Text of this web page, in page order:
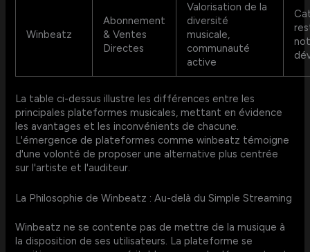
Winbeatz
Abonnement
& Ventes
Directes
Valorisation de la
diversité
musicale,
communauté
active
La table ci-dessus illustre les différences entre les
principales plateformes musicales, mettant en évidence
les avantages et les inconvénients de chacune.
L'émergence de plateformes comme winbeatz témoigne
d'une volonté de proposer une alternative plus centrée
sur l'artiste et l'auditeur.
La Philosophie de Winbeatz : Au-delà du Simple Streaming
Winbeatz ne se contente pas de mettre de la musique à
la disposition de ses utilisateurs. La plateforme se